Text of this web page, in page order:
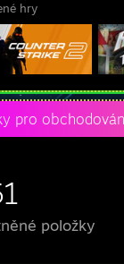
hry
pro
položky